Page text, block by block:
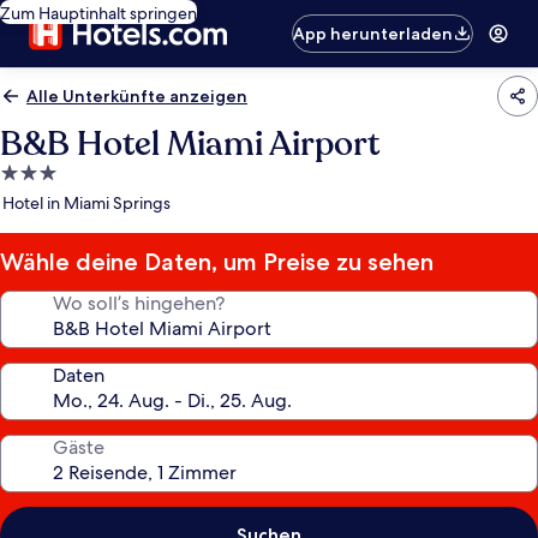
Zum Hauptinhalt springen
App herunterladen
Alle Unterkünfte anzeigen
B&B Hotel Miami Airport
3.0-
Sterne-
Hotel in Miami Springs
Wähle deine Daten, um Preise zu sehen
Wo soll’s hingehen?
Daten
Gäste